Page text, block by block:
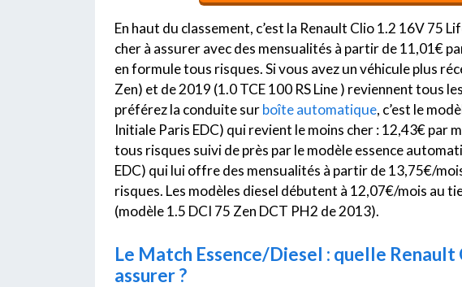
En haut du classement, c’est la Renault Clio 1.2 16V 75
cher à assurer avec des mensualités à partir de 11,01€
en formule tous risques. Si vous avez un véhicule plus
Zen) et de 2019 (1.0 TCE 100 RS Line ) reviennent tous
préférez la conduite surboîte automatique, c’est le
Initiale Paris EDC) qui revient le moins cher : 12,43€ par
tous risques suivi de près par le modèle essence
EDC) qui lui offre des mensualités à partir de 13,75€/
risques. Les modèles diesel débutent à 12,07€/mois au
(modèle 1.5 DCI 75 Zen DCT PH2 de 2013).
Le Match Essence/Diesel : quelle Renault
assurer ?